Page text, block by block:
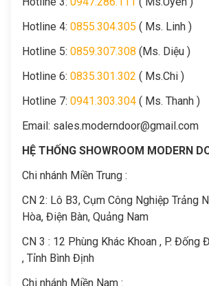
Hotline 4: 0855.304.305 ( Ms. Linh )
Hotline 5: 0859.307.308 (Ms. Diệu )
Hotline 6: 0835.301.302 ( Ms.Chi )
Hotline 7: 0941.303.304 ( Ms. Thanh )
Email: sales.moderndoor@gmail.com
HỆ THỐNG SHOWROOM MODERN
Chi nhánh Miền Trung :
CN 2: Lô B3, Cụm Công Nghiệp Trảng
Hòa, Điện Bàn, Quảng Nam
CN 3 : 12 Phùng Khác Khoan , P. Đống
, Tỉnh Bình Định
Chi nhánh Miền Nam :